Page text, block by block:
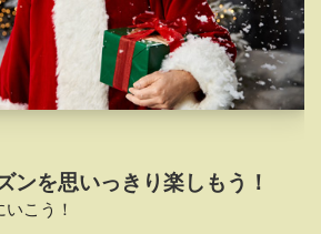
ンを思いっきり楽しもう！
こう！